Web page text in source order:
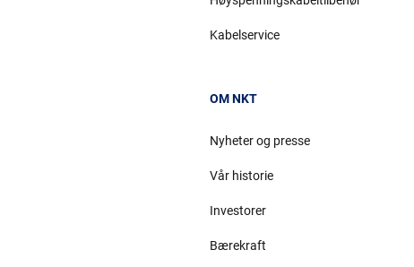
Kabelservice
OM NKT
Nyheter og presse
Vår historie
Investorer
Bærekraft